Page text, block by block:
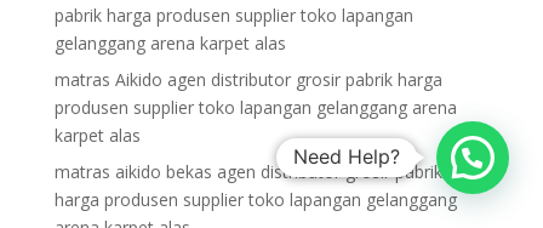
pabrik harga produsen supplier toko lapangan
gelanggang arena karpet alas
matras Aikido agen distributor grosir pabrik harga
produsen supplier toko lapangan gelanggang arena
karpet alas
matras aikido bekas agen distributor grosir pabrik
harga produsen supplier toko lapangan gelanggang
Need Help?